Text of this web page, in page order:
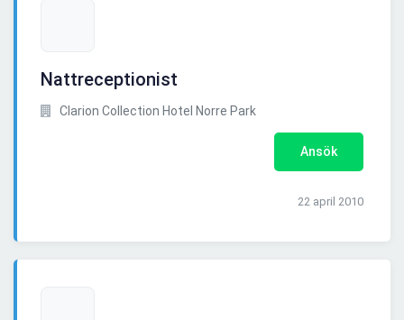
Nattreceptionist
Clarion Collection Hotel Norre Park
Ansök
22 april 2010